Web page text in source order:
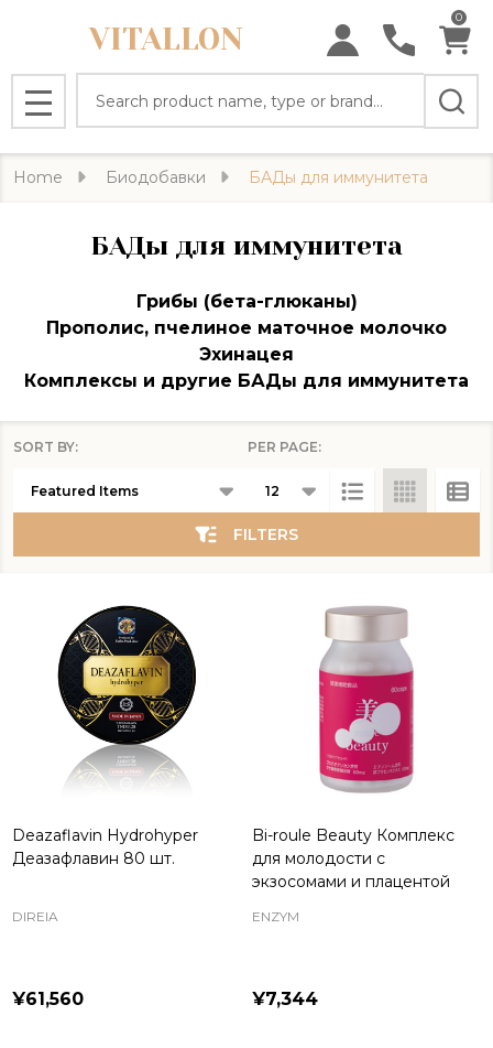
VITALLON
0
MENU
Home Биодобавки БАДы для иммунитета
БАДы для иммунитета
Грибы (бета-глюканы)
Прополис, пчелиное маточное молочко
Эхинацея
Комплексы и другие БАДы для иммунитета
List
SORT BY: PER PAGE:
FILTERS
Deazaflavin Hydrohyper
Деазафлавин 80 шт.
DIREIA
¥61,560
Bi-roule Beauty Комплекс
для молодости с
экзосомами и плацентой
ENZYM
¥7,344